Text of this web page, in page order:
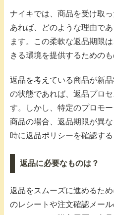
ナイキでは、商品を受け取
あれば、どのような理由で
ます。この柔軟な返品期限
きる環境を提供するためのも
返品を考えている商品が新
の状態であれば、返品プロ
す。しかし、特定のプロモ
商品の場合、返品期限が異
時に返品ポリシーを確認する
返品に必要なものは？
返品をスムーズに進めるた
のレシートや注文確認メー